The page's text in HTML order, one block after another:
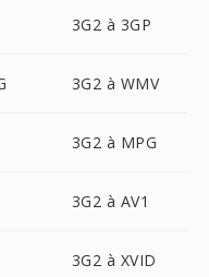
3G2 à 3GP
3G2 à WMV
3G2 à MPG
3G2 à AV1
3G2 à XVID